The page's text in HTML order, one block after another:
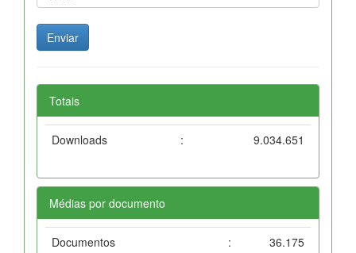
Totais
Downloads : 9.034.651
Médias por documento
Documentos :
36.175